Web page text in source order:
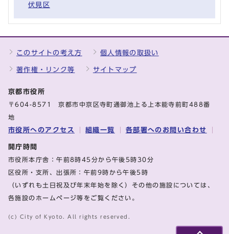
伏見区
このサイトの考え方 個人情報の取扱い
著作権・リンク等 サイトマップ
京都市役所
〒604-8571 京都市中京区寺町通御池上る上本能寺前町488番
地
市役所へのアクセス 組織一覧 各部署へのお問い合わせ
開庁時間
市役所本庁舎：午前8時45分から午後5時30分
区役所・支所、出張所：午前9時から午後5時
（いずれも土日祝及び年末年始を除く）その他の施設については、
各施設のホームページ等をご覧ください。
(c) City of Kyoto. All rights reserved.